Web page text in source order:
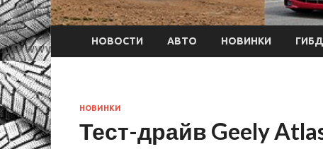
НОВОСТИ АВТО НОВИНКИ
НОВИНКИ
Тест-драйв Geely